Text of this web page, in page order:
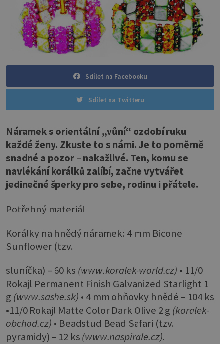
Sdílet na Facebooku
Sdílet na Twitteru
Náramek s orientální „vůní“ ozdobí ruku
každé ženy. Zkuste to s námi. Je to poměrně
snadné a pozor – nakažlivé. Ten, komu se
navlékání korálků zalíbí, začne vytvářet
jedinečné šperky pro sebe, rodinu i přátele.
Potřebný materiál
Korálky na hnědý náramek: 4 mm Bicone
Sunflower (tzv.
sluníčka) – 60 ks (www.koralek-world.cz) • 11/0
Rokajl Permanent Finish Galvanized Starlight 1
g (www.sashe.sk) • 4 mm ohňovky hnědé – 104 ks
•11/0 Rokajl Matte Color Dark Olive 2 g (koralek-
obchod.cz) • Beadstud Bead Safari (tzv.
pyramidy) – 12 ks (www.naspirale.cz).